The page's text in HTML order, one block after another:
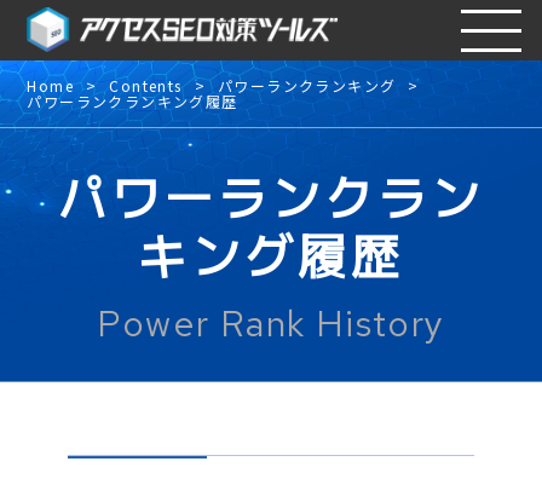
Home Contents パワーランクランキング
パワーランクランキング履歴
パワーランクラン
キング履歴
Power Rank History